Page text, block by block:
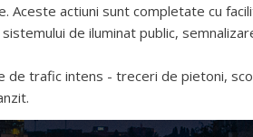
Aceste actiuni sunt completate cu
de iluminat public,
de trafic intens - treceri de pietoni,